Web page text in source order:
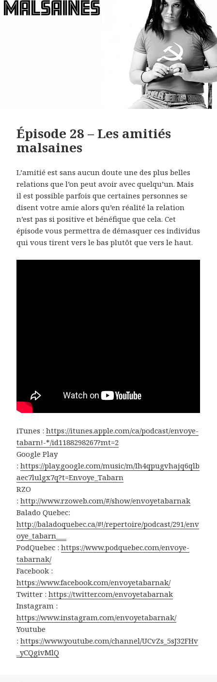
Épisode 28 – Les amitiés
malsaines
L’amitié est sans aucun doute une des plus belles
relations que l’on peut avoir avec quelqu’un. Mais
il est possible parfois que certaines personnes se
disent votre amie alors qu’en réalité la relation
n’est pas si positive et bénéfique que cela. Cet
épisode vous permettra de démasquer ces individus
qui vous tirent vers le bas plutôt que vers le haut.
iTunes :https://itunes.apple.com/ca/podcast/envoye-
tabarn!-*/id1188298267?mt=2
Google Play
:https://play.google.com/music/m/Ih4qpugvhajq6qlb
aec7lulgx7q?t=Envoye_Tabarn
RZO
:http://www.rzoweb.com/#/show/envoyetabarnak
Balado Quebec:
http://baladoquebec.ca/#!/repertoire/podcast/291/env
oye_tabarn___
PodQuebec :https://www.podquebec.com/envoye-
tabarnak/
Facebook :
https://www.facebook.com/envoyetabarnak/
Twitter :https://twitter.com/envoyetabarnak
Instagram :
https://www.instagram.com/envoyetabarnak/
Youtube
:https://www.youtube.com/channel/UCvZs_5sJ32FHv
_yCQgivMlQ